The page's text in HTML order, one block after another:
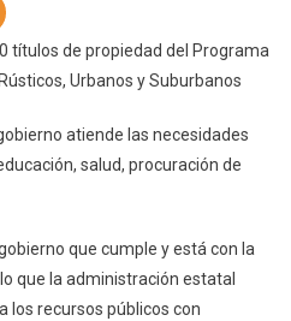
Cumple
Y
La
Fracasa:
MBH
títulos de propiedad del Programa
Urbanos y Suburbanos
atiende las necesidades
salud, procuración de
que cumple y está con la
que la administración estatal
los recursos públicos con